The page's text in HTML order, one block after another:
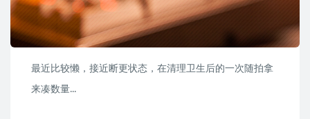
最近比较懒，接近断更状态，在清理卫生后的一次随拍拿
来凑数量...